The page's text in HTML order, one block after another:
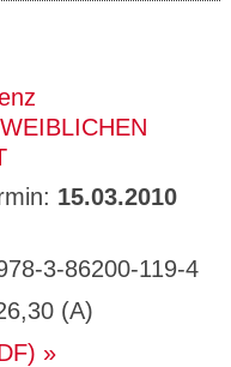
15.03.2010
3-86200-119-4
(A)